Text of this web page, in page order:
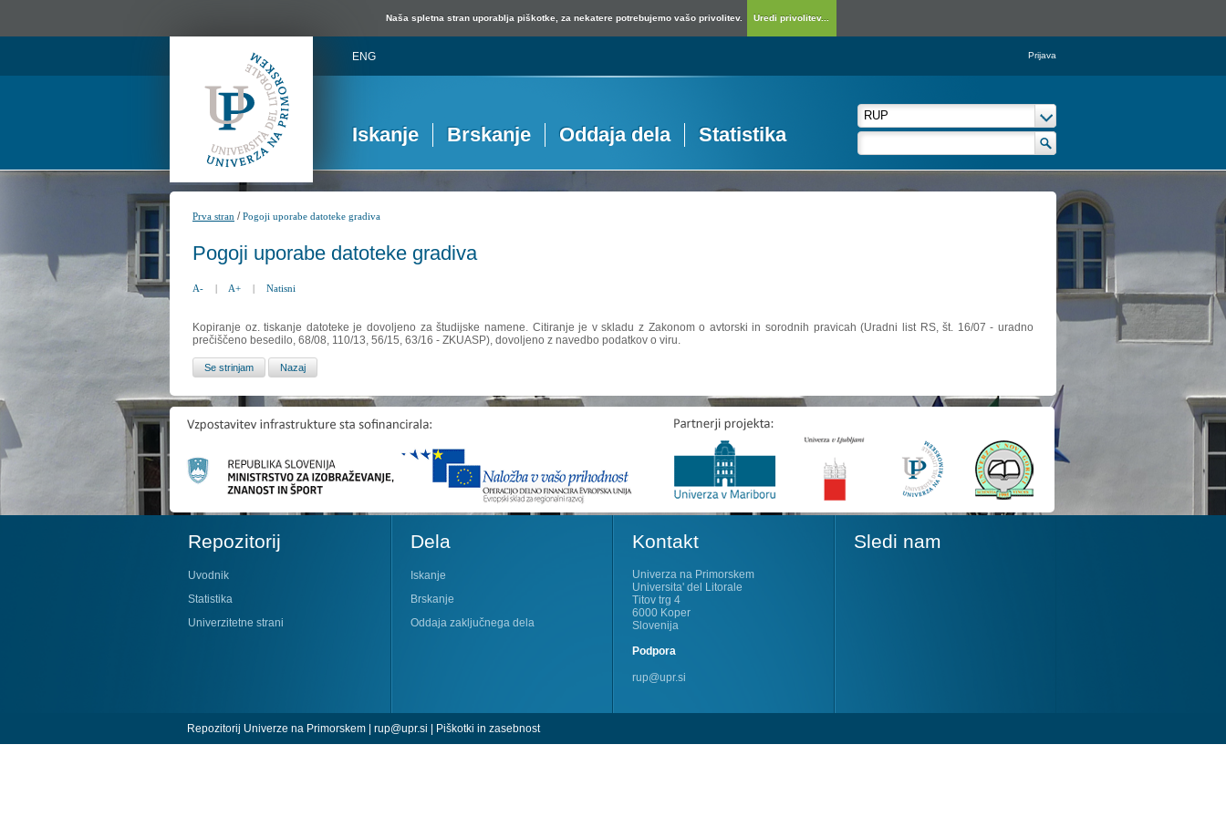
Naša spletna stran uporablja piškotke, za nekatere potrebujemo vašo privolitev. Uredi privolitev...
ENG Prijava
Iskanje Brskanje Oddaja dela Statistika
Prva stran /Pogoji uporabe datoteke gradiva
Pogoji uporabe datoteke gradiva
A- | A+ | Natisni
Kopiranje oz. tiskanje datoteke je dovoljeno za študijske namene. Citiranje je v skladu z Zakonom o avtorski in sorodnih pravicah (Uradni list RS, št. 16/07 - uradno
prečiščeno besedilo, 68/08, 110/13, 56/15, 63/16 - ZKUASP), dovoljeno z navedbo podatkov o viru.
Repozitorij
Uvodnik
Statistika
Univerzitetne strani
Dela
Iskanje
Brskanje
Oddaja zaključnega dela
Kontakt
Univerza na Primorskem
Universita' del Litorale
Titov trg 4
6000 Koper
Slovenija
Podpora
rup@upr.si
Sledi nam
Repozitorij Univerze na Primorskem | rup@upr.si | Piškotki in zasebnost